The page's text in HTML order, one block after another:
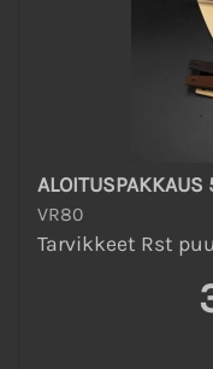
VR80
Tarvikkeet Rst